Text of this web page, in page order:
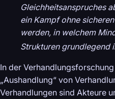
Gleichheitsanspruches
ein Kampf ohne
werden, in welchem
Strukturen grundlegend
In der
„Aushandlung“ von
Verhandlungen sind Akteure